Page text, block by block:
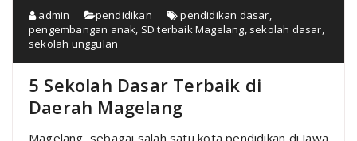
admin pendidikan pendidikan dasar,
pengembangan anak, SD terbaik Magelang, sekolah dasar,
sekolah unggulan
5 Sekolah Dasar Terbaik di
Daerah Magelang